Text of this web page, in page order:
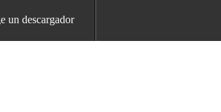
un descargador